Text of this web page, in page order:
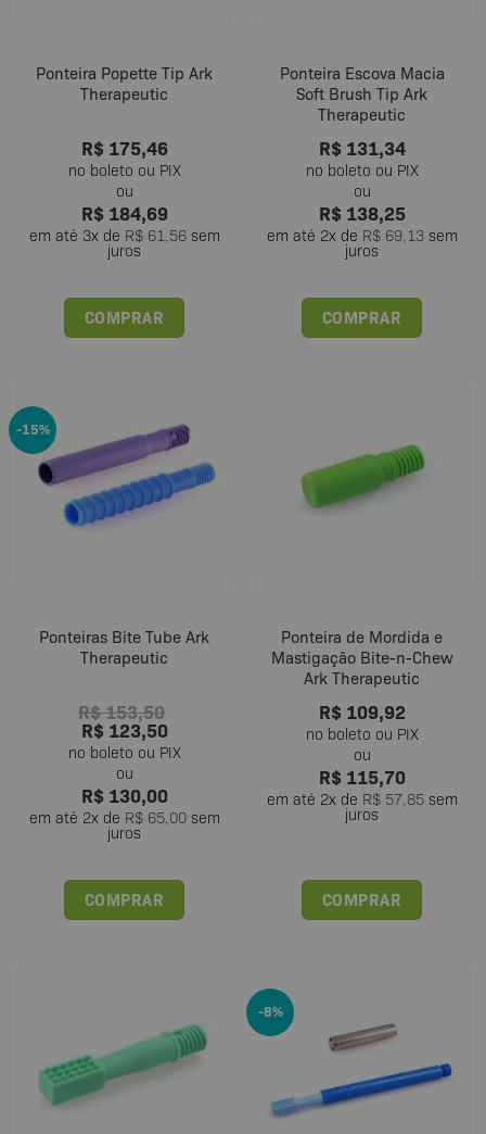
produto
Ponteira Popette Tip Ark
Therapeutic
R$175,46
R$184,69
em até 3x de R$61,56sem
juros
COMPRAR
Ponteira Escova Macia
Soft Brush Tip Ark
Therapeutic
R$131,34
R$138,25
em até 2x de R$69,13sem
juros
COMPRAR
-15%
Ponteiras Bite Tube Ark
Therapeutic
R$153,50
R$123,50
R$130,00
em até 2x de R$65,00sem
juros
COMPRAR
Este
As
opções
podem
Ponteira de Mordida e
Mastigação Bite-n-Chew
Ark Therapeutic
R$109,92
R$115,70
em até 2x de R$57,85sem
juros
COMPRAR
-8%